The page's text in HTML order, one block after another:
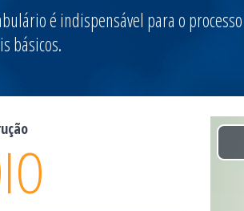
é indispensável para o
básicos.